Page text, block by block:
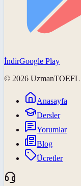
İndirGoogle Play
© 2026 UzmanTOEFL
Anasayfa
Dersler
Yorumlar
Blog
Ücretler